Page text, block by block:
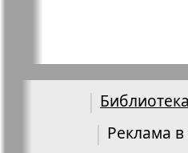
Рубеж
Библиотека
Реклама